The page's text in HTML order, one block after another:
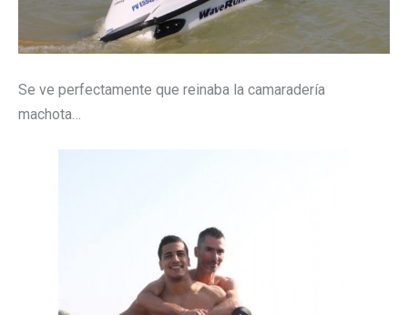
Se ve perfectamente que reinaba la camaradería
machota…